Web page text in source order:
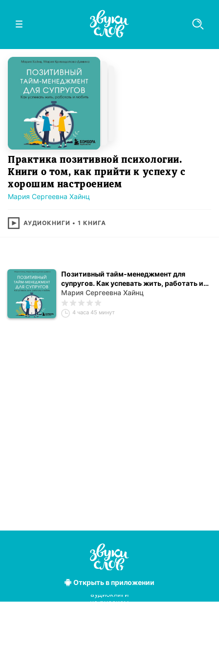
Практика позитивной психологии.
Книги о том, как прийти к успеху с
хорошим настроением
Мария Сергеевна Хайнц
АУДИОКНИГИ • 1 КНИГА
Позитивный тайм-менеджмент для
супругов. Как успевать жить, работать и
любить
Мария Сергеевна Хайнц
4 часа 45 минут
Открытьв приложении
Лучшие
аудиокниги
на русском